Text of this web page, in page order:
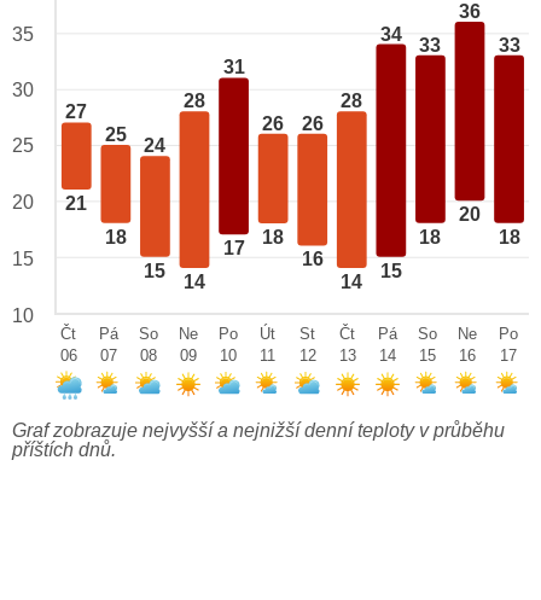
27
21
25
18
24
15
28
14
31
17
26
18
26
16
28
14
34
15
33
18
36
20
33
18
35
30
25
20
15
10
Čt
06
Pá
07
So
08
Ne
09
Po
10
Út
11
St
12
Čt
13
Pá
14
So
15
Ne
16
Po
17
Graf zobrazuje nejvyšší a nejnižší denní teploty v průběhu
příštích dnů.